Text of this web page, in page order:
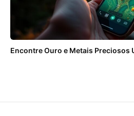
Encontre Ouro e Metais Preciosos